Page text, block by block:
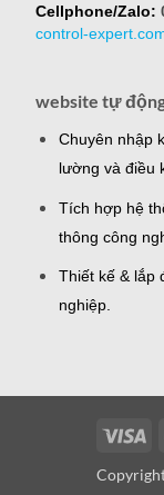
Cellphone/Zalo:
control-
website tự
Chuyên nhập
lường và điều
Tích hợp hệ
thông công
Thiết kế & lắp
nghiệp.